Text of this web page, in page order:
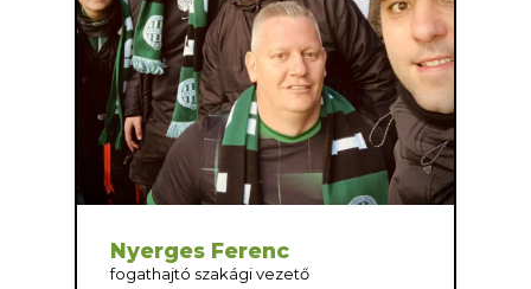
Nyerges Ferenc
fogathajtó szakági vezető